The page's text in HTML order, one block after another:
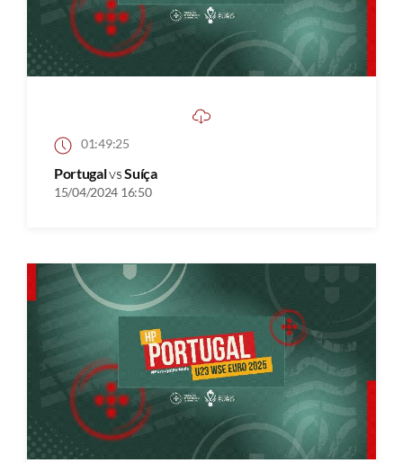
01:49:25
PortugalvsSuíça
15/04/2024 16:50